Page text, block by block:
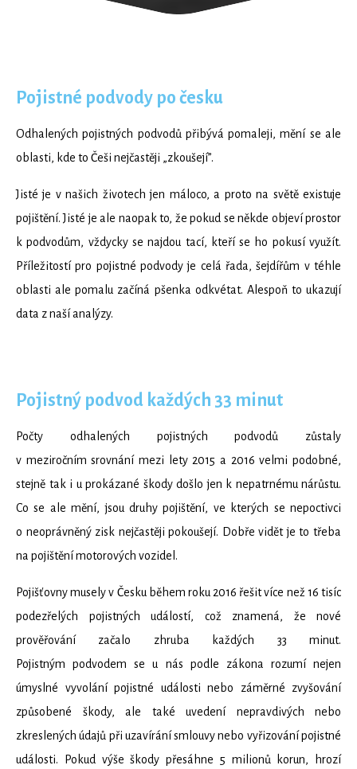
Pojistné podvody po česku
Odhalených pojistných podvodů přibývá pomaleji, mění se ale
oblasti, kde to Češi nejčastěji „zkoušejí”.
Jisté je v našich životech jen máloco, a proto na světě existuje
pojištění. Jisté je ale naopak to, že pokud se někde objeví prostor
k podvodům, vždycky se najdou tací, kteří se ho pokusí využít.
Příležitostí pro pojistné podvody je celá řada, šejdířům v téhle
oblasti ale pomalu začíná pšenka odkvétat. Alespoň to ukazují
data z naší analýzy.
Pojistný podvod každých 33 minut
Počty odhalených pojistných podvodů zůstaly
v meziročním srovnání mezi lety 2015 a 2016 velmi podobné,
stejně tak i u prokázané škody došlo jen k nepatrnému nárůstu.
Co se ale mění, jsou druhy pojištění, ve kterých se nepoctivci
o neoprávněný zisk nejčastěji pokoušejí. Dobře vidět je to třeba
na pojištění motorových vozidel.
Pojišťovny musely v Česku během roku 2016 řešit více než 16 tisíc
podezřelých pojistných událostí, což znamená, že nové
prověřování začalo zhruba každých 33 minut.
Pojistným podvodem se u nás podle zákona rozumí nejen
úmyslné vyvolání pojistné události nebo záměrné zvyšování
způsobené škody, ale také uvedení nepravdivých nebo
zkreslených údajů při uzavírání smlouvy nebo vyřizování pojistné
události. Pokud výše škody přesáhne 5 milionů korun, hrozí